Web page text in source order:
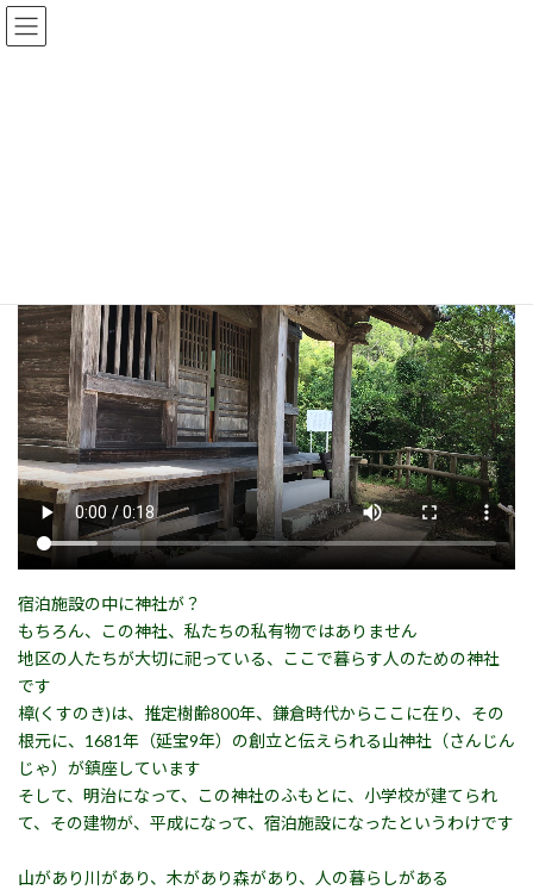
コ
ン
ナ
ビ
宿泊施設の中に神社が？
もちろん、この神社、私たちの私有物ではありません
地区の人たちが大切に祀っている、ここで暮らす人のための神社
です
樟(くすのき)は、推定樹齢800年、鎌倉時代からここに在り、その
根元に、1681年（延宝9年）の創立と伝えられる山神社（さんじん
じゃ）が鎮座しています
そして、明治になって、この神社のふもとに、小学校が建てられ
て、その建物が、平成になって、宿泊施設になったというわけです
山があり川があり、木があり森があり、人の暮らしがある